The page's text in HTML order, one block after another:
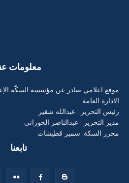
معلومات
موقع اعلامي صادر عن مؤسسة السكّة
الادارة العامة
رئيس التحرير : عبدالله شقير
مدير التحرير : عبدالناصر الحوراني
محرر السكة: سمير قطيشات
تابعنا